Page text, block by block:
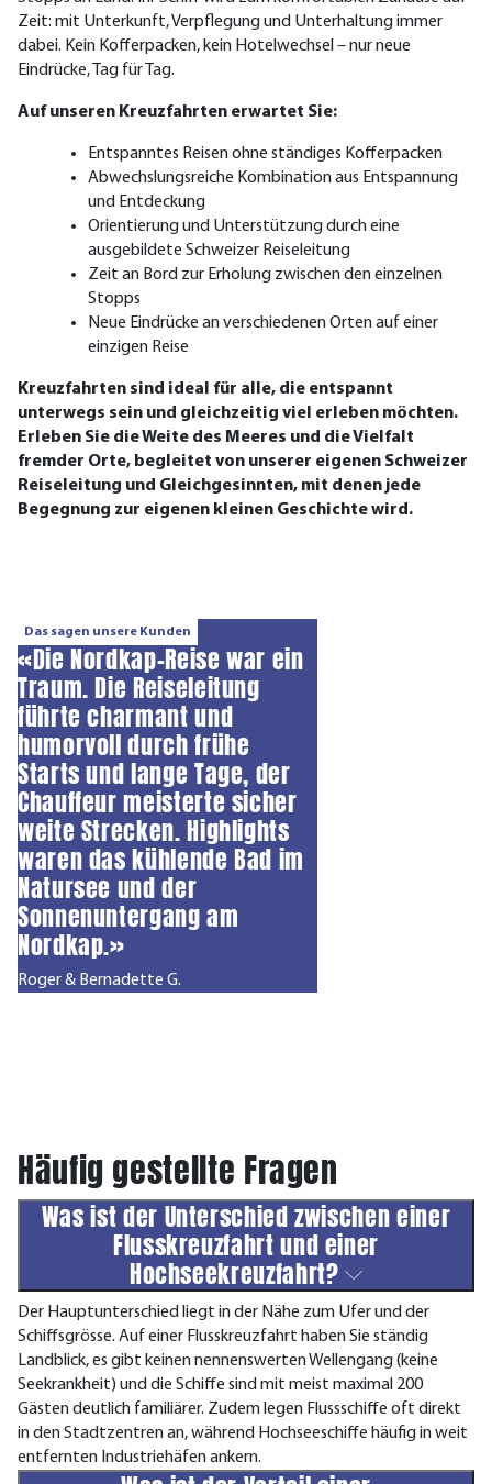
Zeit: mit Unterkunft, Verpflegung und Unterhaltung immer
dabei. Kein Kofferpacken, kein Hotelwechsel – nur neue
Eindrücke, Tag für Tag.
Auf unseren Kreuzfahrten erwartet Sie:
Entspanntes Reisen ohne ständiges Kofferpacken
Abwechslungsreiche Kombination aus Entspannung
und Entdeckung
Orientierung und Unterstützung durch eine
ausgebildete Schweizer Reiseleitung
Zeit an Bord zur Erholung zwischen den einzelnen
Stopps
Neue Eindrücke an verschiedenen Orten auf einer
einzigen Reise
Kreuzfahrten sind ideal für alle, die entspannt
unterwegs sein und gleichzeitig viel erleben möchten.
Erleben Sie die Weite des Meeres und die Vielfalt
fremder Orte, begleitet von unserer eigenen Schweizer
Reiseleitung und Gleichgesinnten, mit denen jede
Begegnung zur eigenen kleinen Geschichte wird.
Das sagen unsere Kunden
«Die Nordkap-Reise war ein
Traum. Die Reiseleitung
führte charmant und
humorvoll durch frühe
Starts und lange Tage, der
Chauffeur meisterte sicher
weite Strecken. Highlights
waren das kühlende Bad im
Natursee und der
Sonnenuntergang am
Nordkap.»
Roger & Bernadette G.
Häufig gestellte Fragen
Was ist der Unterschied zwischen einer
Flusskreuzfahrt und einer
Hochseekreuzfahrt?
Der Hauptunterschied liegt in der Nähe zum Ufer und der
Schiffsgrösse. Auf einer Flusskreuzfahrt haben Sie ständig
Landblick, es gibt keinen nennenswerten Wellengang (keine
Seekrankheit) und die Schiffe sind mit meist maximal 200
Gästen deutlich familiärer. Zudem legen Flussschiffe oft direkt
in den Stadtzentren an, während Hochseeschiffe häufig in weit
entfernten Industriehäfen ankern.